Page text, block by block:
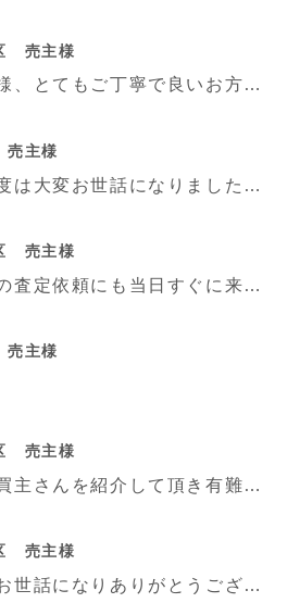
売主様
宮川様、とてもご丁寧で良いお方でした。初対面で安心できるお人柄がすぐに伝わってきて心強かったです。南
主様
この度は大変お世話になりました。取引に関しては、スムーズにいくように牽引してくださり安心できましたが
売主様
突然の査定依頼にも当日すぐに来ていただき、即日に査定結果も送っていただきスムーズに売却への手続き出来
主様
売主様
良い買主さんを紹介して頂き有難うございました。
売主様
今回お世話になりありがとうございました。又、何かありましたらよろしくお願い致します。